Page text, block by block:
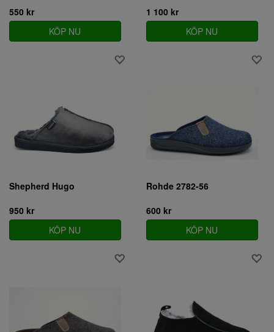
550 kr
KÖP NU
1 100 kr
KÖP NU
Shepherd Hugo
950 kr
KÖP NU
Rohde 2782-56
600 kr
KÖP NU